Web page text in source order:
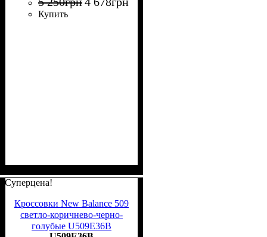
Купить
Суперцена!
Кроссовки New Balance 509
светло-коричнево-черно-
голубые U509E36B